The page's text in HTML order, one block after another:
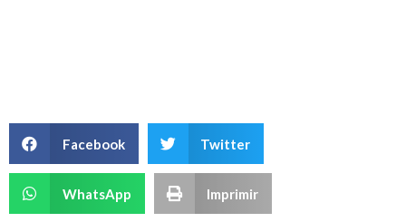
Facebook Twitter
WhatsApp Imprimir